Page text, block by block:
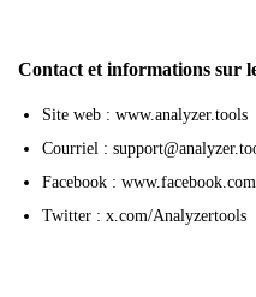
Contact et informations sur
Site web : www.analyzer.tools
Courriel :
Facebook :
Twitter : x.com/Analyzertools